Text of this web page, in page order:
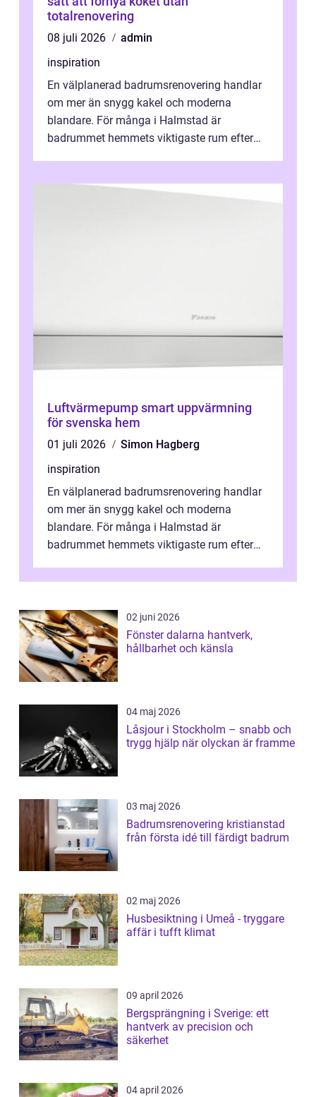
totalrenovering
08 juli 2026
admin
inspiration
En välplanerad badrumsrenovering handlar
om mer än snygg kakel och moderna
blandare. För många i Halmstad är
badrummet hemmets viktigaste rum efter
Luftvärmepump smart uppvärmning
för svenska hem
01 juli 2026
Simon Hagberg
inspiration
En välplanerad badrumsrenovering handlar
om mer än snygg kakel och moderna
blandare. För många i Halmstad är
badrummet hemmets viktigaste rum efter
02 juni 2026
Fönster dalarna hantverk,
hållbarhet och känsla
04 maj 2026
Låsjour i Stockholm – snabb och
trygg hjälp när olyckan är framme
03 maj 2026
Badrumsrenovering kristianstad
från första idé till färdigt badrum
02 maj 2026
Husbesiktning i Umeå - tryggare
affär i tufft klimat
09 april 2026
Bergsprängning i Sverige: ett
hantverk av precision och
säkerhet
04 april 2026